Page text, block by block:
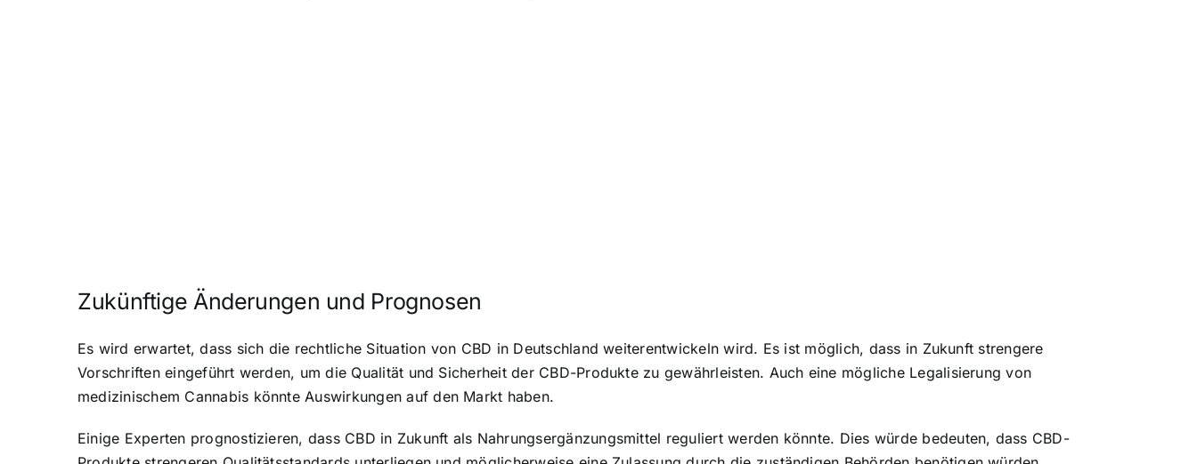
Zukünftige Änderungen und Prognosen
Es wird erwartet, dass sich die rechtliche Situation von CBD in Deutschland weiterentwickeln wird. Es ist möglich, dass in Zukunft strengere
Vorschriften eingeführt werden, um die Qualität und Sicherheit der CBD-Produkte zu gewährleisten. Auch eine mögliche Legalisierung von
medizinischem Cannabis könnte Auswirkungen auf den Markt haben.
Einige Experten prognostizieren, dass CBD in Zukunft als Nahrungsergänzungsmittel reguliert werden könnte. Dies würde bedeuten, dass CBD-